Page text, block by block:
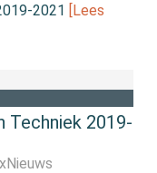
2021 [Lees
Techniek 2019-